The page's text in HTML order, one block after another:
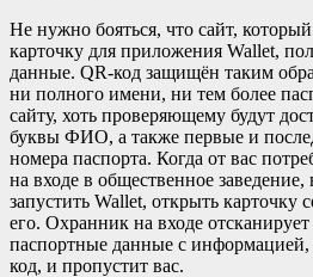
Не нужно бояться, что сайт,
карточку для приложения Wallet,
данные. QR-код защищён таким
ни полного имени, ни тем более
сайту, хоть проверяющему будут
буквы ФИО, а также первые и
номера паспорта. Когда от вас
на входе в общественное заведение,
запустить Wallet, открыть карточку
его. Охранник на входе
паспортные данные с
код, и пропустит вас.